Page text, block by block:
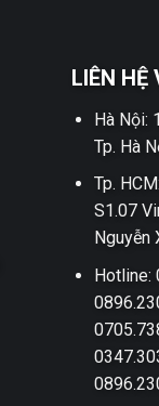
LIÊN HỆ
Hà Nội:
Tp. Hà
Tp.
S1.07
Nguyễn
Hotline: